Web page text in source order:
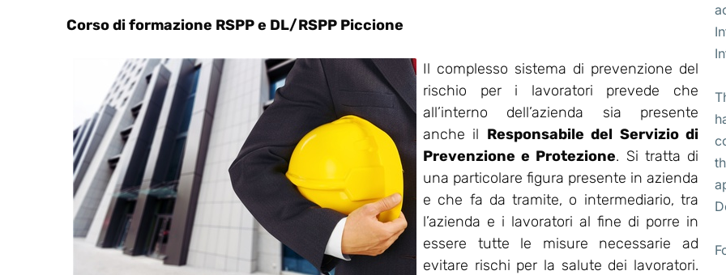
Corso di formazione RSPP e DL/RSPP Piccione
Il complesso sistema di prevenzione del
rischio per i lavoratori prevede che
all’interno dell’azienda sia presente
anche il Responsabile del Servizio di
Prevenzione e Protezione. Si tratta di
una particolare figura presente in azienda
e che fa da tramite, o intermediario, tra
l’azienda e i lavoratori al fine di porre in
essere tutte le misure necessarie ad
evitare rischi per la salute dei lavoratori.